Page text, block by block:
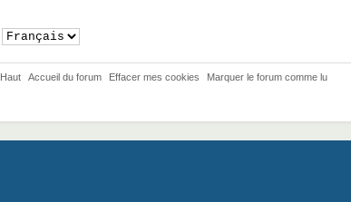
Haut Accueil du forum Effacer mes cookies Marquer le forum comme lu